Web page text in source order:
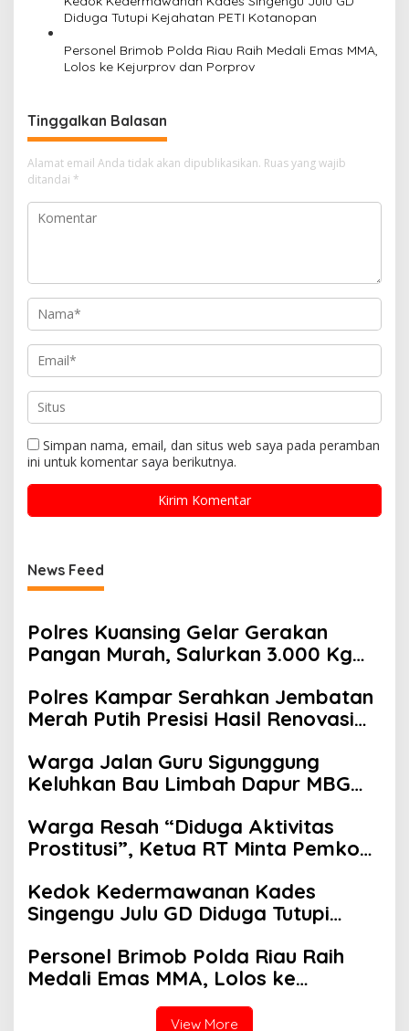
Diduga Tutupi Kejahatan PETI Kotanopan
Personel Brimob Polda Riau Raih Medali Emas MMA,
Lolos ke Kejurprov dan Porprov
Tinggalkan Balasan
Alamat email Anda tidak akan dipublikasikan. Ruas yang wajib
ditandai *
Simpan nama, email, dan situs web saya pada peramban
ini untuk komentar saya berikutnya.
News Feed
Polres Kuansing Gelar Gerakan
Pangan Murah, Salurkan 3.000 Kg
Polres Kampar Serahkan Jembatan
Merah Putih Presisi Hasil Renovasi
Warga Jalan Guru Sigunggung
Keluhkan Bau Limbah Dapur MBG
Warga Resah “Diduga Aktivitas
Prostitusi”, Ketua RT Minta Pemko
Aktivitas Z Homestay di Jalan
Tanjung Datuk
Kedok Kedermawanan Kades
Singengu Julu GD Diduga Tutupi
Personel Brimob Polda Riau Raih
Medali Emas MMA, Lolos ke
View More